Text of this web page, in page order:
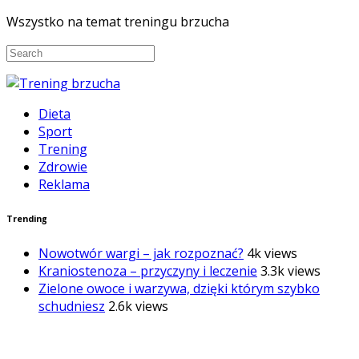
Wszystko na temat treningu brzucha
Dieta
Sport
Trening
Zdrowie
Reklama
Trending
Nowotwór wargi – jak rozpoznać? 4k views
Kraniostenoza – przyczyny i leczenie 3.3k views
Zielone owoce i warzywa, dzięki którym szybko
schudniesz 2.6k views